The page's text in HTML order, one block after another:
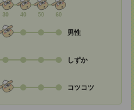
30 40 50 60
男性
しずか
コツコツ